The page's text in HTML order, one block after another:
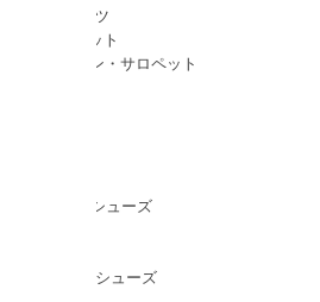
トムス・パンツ
ー・ジャケット
ールインワン・サロペット
/ ドレスシューズ
/ バレエシューズ